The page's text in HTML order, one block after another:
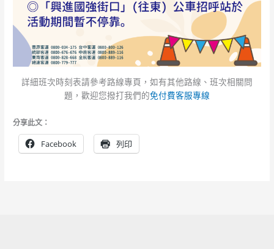
詳細班次時刻表請參考路線專頁，如有其他路線、班次相關問
題，歡迎您撥打我們的免付費客服專線
分享此文：
Facebook 列印